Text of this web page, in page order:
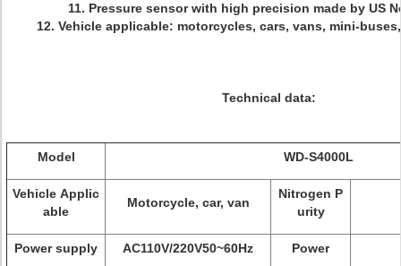
11. Pressure sensor with high precision made by US
12. Vehicle applicable: motorcycles, cars, vans, mini-
Technical data:
Model WD-S4000L
Vehicle Applic
able
Motorcycle, car, van
Nitrogen P
urity
Power supply AC110V/220V50~60Hz Power